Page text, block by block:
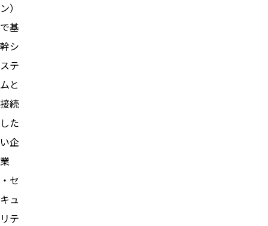
ン）
で基
幹シ
ステ
ムと
接続
した
い企
業
・セ
キュ
リテ